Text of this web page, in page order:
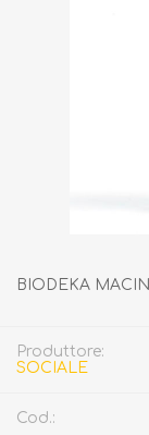
BIODEKA
Produttore:
SOCIALE
Cod.: